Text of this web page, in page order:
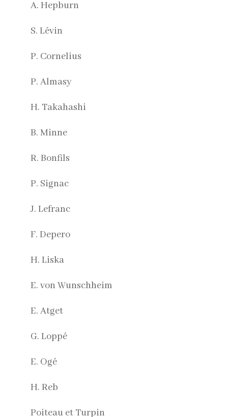
A. Hepburn
S. Lévin
P. Cornelius
P. Almasy
H. Takahashi
B. Minne
R. Bonfils
P. Signac
J. Lefranc
F. Depero
H. Liska
E. von Wunschheim
E. Atget
G. Loppé
E. Ogé
H. Reb
Poiteau et Turpin